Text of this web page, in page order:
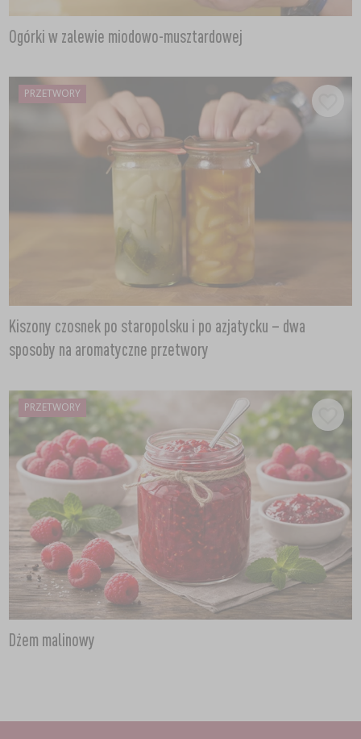
Ogórki w zalewie miodowo-musztardowej
PRZETWORY
Kiszony czosnek po staropolsku i po azjatycku – dwa
sposoby na aromatyczne przetwory
PRZETWORY
Dżem malinowy